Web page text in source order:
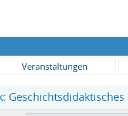
Veranstaltungen